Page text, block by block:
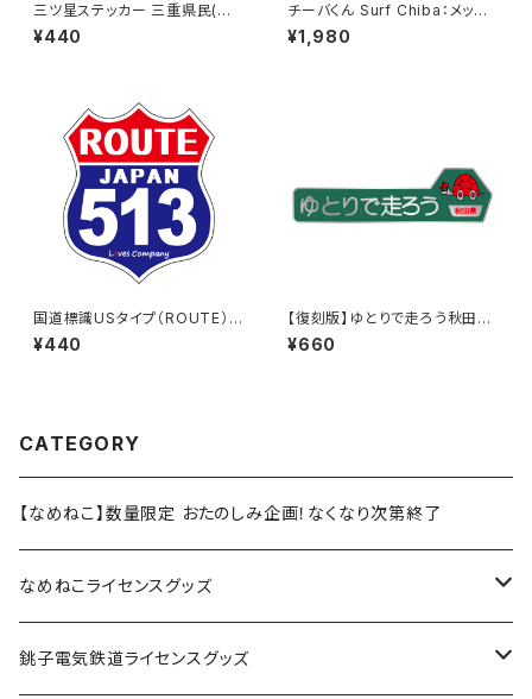
三ツ星ステッカー 三重県民(ブ
ルー)
¥440
チーバくん Surf Chiba：メッシ
ュキャップ（Aホワイト）
¥1,980
国道標識USタイプ（ROUTE）ス
テッカー 513号線
¥440
【復刻版】ゆとりで走ろう秋田県
（緑）：ステッカー（大）
¥660
CATEGORY
【なめねこ】数量限定 おたのしみ企画！なくなり次第終了
なめねこライセンスグッズ
Tシャツ
銚子電気鉄道ライセンスグッズ